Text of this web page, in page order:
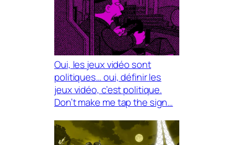
Oui, les jeux vidéo sont
politiques… oui, définir les
jeux vidéo, c’est politique.
Don’t make me tap the sign…